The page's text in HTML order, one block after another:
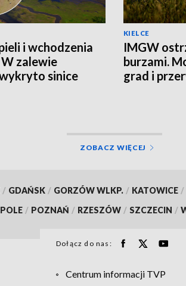
i wchodzenia
zalewie
sinice
KIELCE
IMGW
burzami.
grad i
ZOBACZ WIĘCEJ
/ GDAŃSK / GORZÓW WLKP. / KATOWICE /
/ POZNAŃ / RZESZÓW / SZCZECIN /
Dołącz do nas:
Centrum informacji TVP